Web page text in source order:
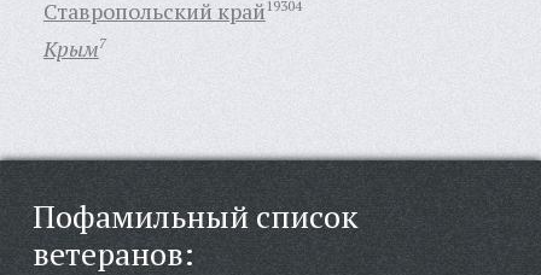
Ставропольский край19304
Крым7
Пофамильный список
ветеранов: